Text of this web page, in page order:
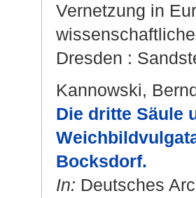
Vernetzung in
Dresden :
Kannowski,
Die dritte Säule
Bocksdorf.
In: Deutsches